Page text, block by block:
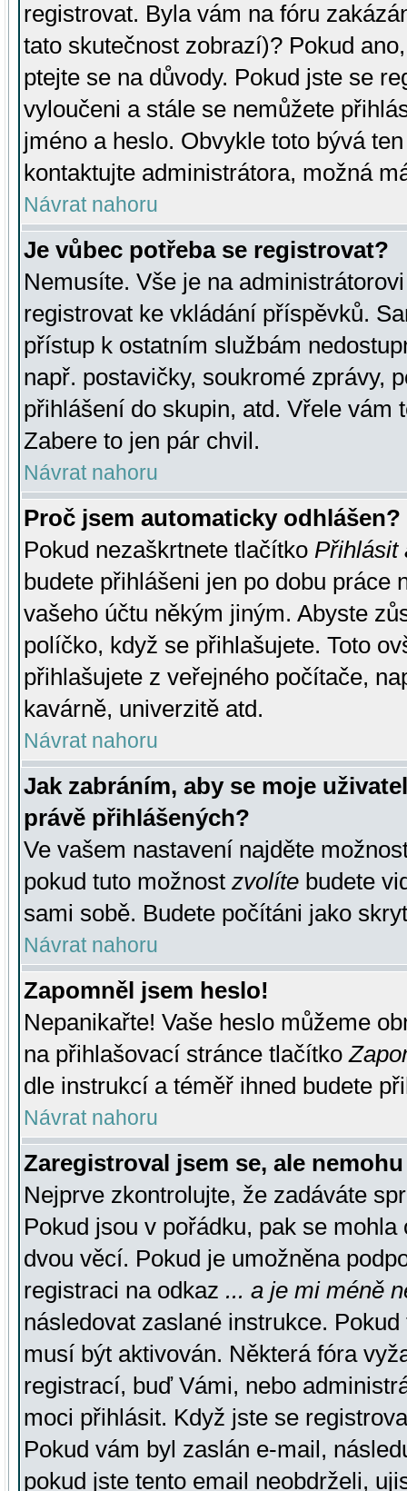
registrovat. Byla vám na fóru
tato skutečnost zobrazí)? Pokud
ptejte se na důvody. Pokud jste se
vyloučeni a stále se nemůžete
jméno a heslo. Obvykle toto bývá
kontaktujte administrátora, možná
Návrat nahoru
Je vůbec potřeba se registrovat?
Nemusíte. Vše je na
registrovat ke vkládání příspěvků.
přístup k ostatním službám
např. postavičky, soukromé zprávy,
přihlášení do skupin, atd. Vřele vám
Zabere to jen pár chvil.
Návrat nahoru
Proč jsem automaticky odhlášen?
Pokud nezaškrtnete tlačítko Přihlásit
budete přihlášeni jen po dobu práce
vašeho účtu někým jiným. Abyste
políčko, když se přihlašujete. Toto
přihlašujete z veřejného počítače,
kavárně, univerzitě atd.
Návrat nahoru
Jak zabráním, aby se moje
právě přihlášených?
Ve vašem nastavení najděte
pokud tuto možnost zvolíte budete
sami sobě. Budete počítáni jako
Návrat nahoru
Zapomněl jsem heslo!
Nepanikařte! Vaše heslo můžeme
na přihlašovací stránce tlačítko
dle instrukcí a téměř ihned budete
Návrat nahoru
Zaregistroval jsem se, ale
Nejprve zkontrolujte, že zadáváte
Pokud jsou v pořádku, pak se
dvou věcí. Pokud je umožněna
registraci na odkaz ... a je mi méně
následovat zaslané instrukce.
musí být aktivován. Některá fóra
registrací, buď Vámi, nebo
moci přihlásit. Když jste se
Pokud vám byl zaslán e-mail,
pokud jste tento email neobdrželi,